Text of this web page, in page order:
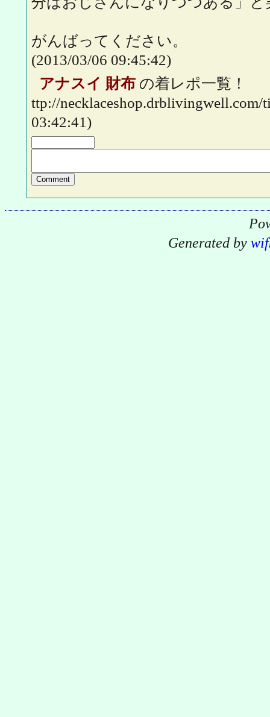
がんばってください。
(2013/03/06 09:45:42)
アナスイ 財布の着レポ一覧！
ttp://
03:42:41)
Generated by